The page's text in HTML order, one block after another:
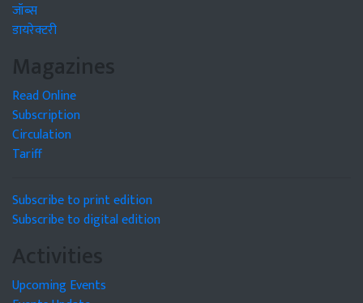
जॉब्स
डायरेक्टरी
Magazines
Read Online
Subscription
Circulation
Tariff
Subscribe to print edition
Subscribe to digital edition
Activities
Upcoming Events